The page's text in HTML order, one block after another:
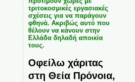
τριτοκοσμικές εργασιακές
σχέσεις για να παράγουν
φθηνά. Ακριβώς αυτό που
θέλουν να κάνουν στην
Ελλάδα δηλαδή αποικία
τους.
Οφείλω χάριτας
στη Θεία Πρόνοια,